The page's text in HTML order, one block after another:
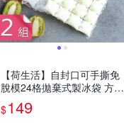
【荷生活】自封口可手撕免
脫模24格拋棄式製冰袋 方形
冰塊袋10入-2組
$149